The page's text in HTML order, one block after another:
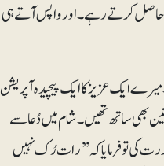
حاصل کرتے رہے۔ اور واپس آتے ہی
ایک عزیز کا ایک پیچیدہ آپریشن
بھی ساتھ تھیں۔ شام میں دُعا سے
کی تو فرمایا کہ ’’رات رُک نہیں